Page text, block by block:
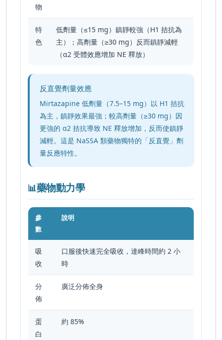
物
特
色
低劑量（≤15 mg）鎮靜較強（H1 拮抗為
主）；高劑量（≥30 mg）反而鎮靜減輕
（α2 受體效應增加 NE 釋放）
反直覺劑量效應
Mirtazapine 低劑量（7.5–15 mg）以 H1 拮抗
為主，鎮靜效果最強；較高劑量（≥30 mg）因
更強的 α2 拮抗導致 NE 釋放增加，反而使鎮靜
減輕。這是 NaSSA 類藥物獨特的「反直覺」劑
量反應特性。
📊藥物動力學
參
數
說明
吸
收
口服後快速完全吸收，達峰時間約 2 小
時
分
佈
廣泛分佈全身
蛋
白
約 85%